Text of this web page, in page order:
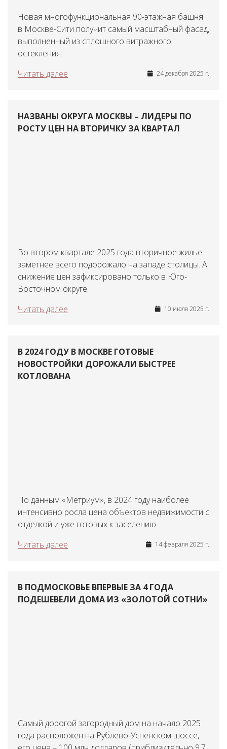
Новая многофункциональная 90-этажная башня
в Москве-Сити получит самый масштабный фасад,
выполненный из сплошного витражного
остекления.
Читать далее
24 декабря 2025 г.
НАЗВАНЫ ОКРУГА МОСКВЫ – ЛИДЕРЫ ПО
РОСТУ ЦЕН НА ВТОРИЧКУ ЗА КВАРТАЛ
Во втором квартале 2025 года вторичное жилье
заметнее всего подорожало на западе столицы. А
снижение цен зафиксировано только в Юго-
Восточном округе.
Читать далее
10 июля 2025 г.
В 2024 ГОДУ В МОСКВЕ ГОТОВЫЕ
НОВОСТРОЙКИ ДОРОЖАЛИ БЫСТРЕЕ
КОТЛОВАНА
По данным «Метриум», в 2024 году наиболее
интенсивно росла цена объектов недвижимости с
отделкой и уже готовых к заселению.
Читать далее
14 февраля 2025 г.
В ПОДМОСКОВЬЕ ВПЕРВЫЕ ЗА 4 ГОДА
ПОДЕШЕВЕЛИ ДОМА ИЗ «ЗОЛОТОЙ СОТНИ»
Самый дорогой загородный дом на начало 2025
года расположен на Рублево-Успенском шоссе,